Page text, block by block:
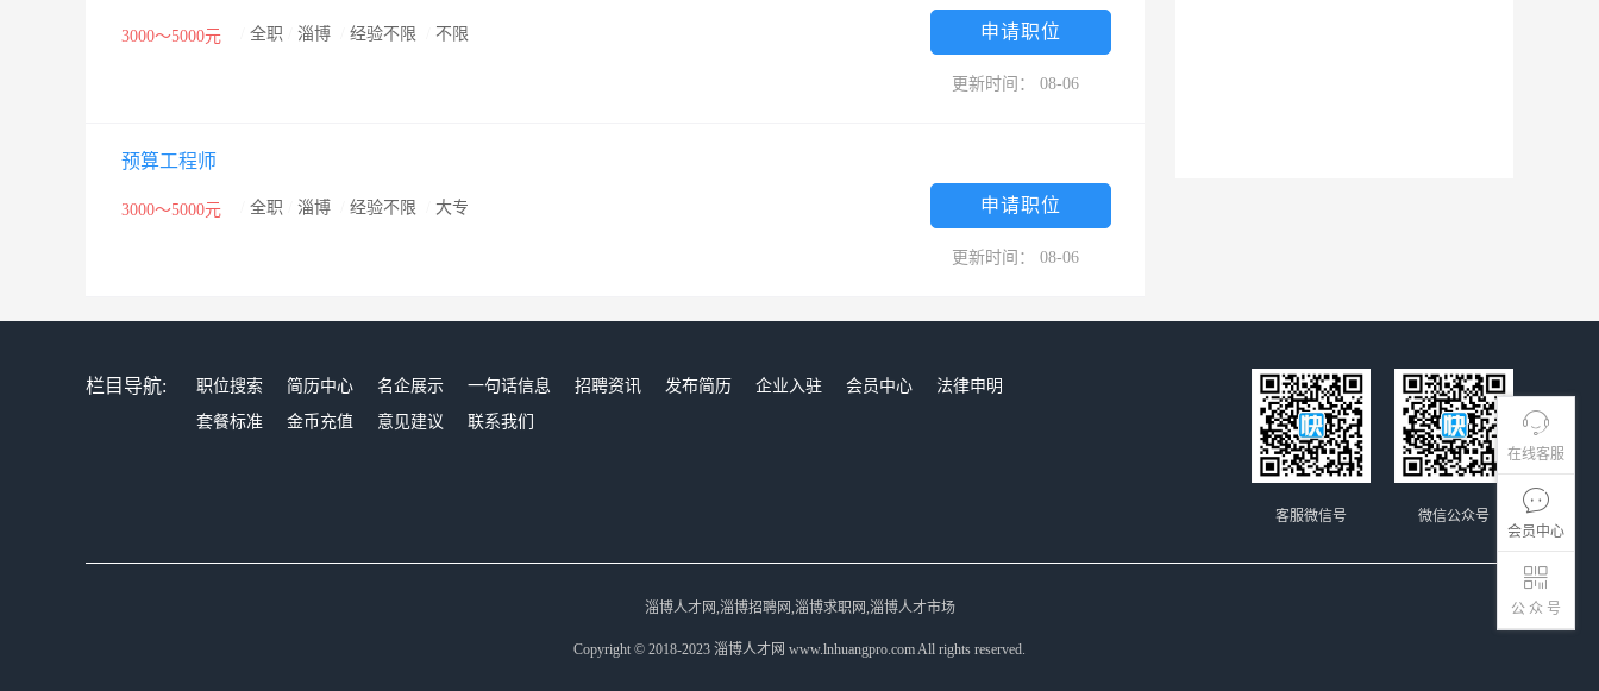
在线客服
会员中心
公 众 号
3000～5000元 全职 淄博 经验不限 不限 申请职位
更新时间： 08-06
预算工程师
3000～5000元 全职 淄博 经验不限 大专 申请职位
更新时间： 08-06
栏目导航: 职位搜索 简历中心 名企展示 一句话信息 招聘资讯 发布简历 企业入驻 会员中心
法律申明
套餐标准
金币充值 意见建议 联系我们
微信公众号
客服微信号
淄博人才网,淄博招聘网,淄博求职网,淄博人才市场
Copyright © 2018-2023 淄博人才网 www.lnhuangpro.com All rights reserved.